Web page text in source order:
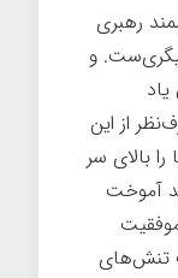
رهبری
و
از این
بالای سر
آموخت
تنش‌های